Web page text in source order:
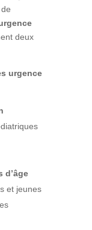
deux
urgence
d’âge
et jeunes